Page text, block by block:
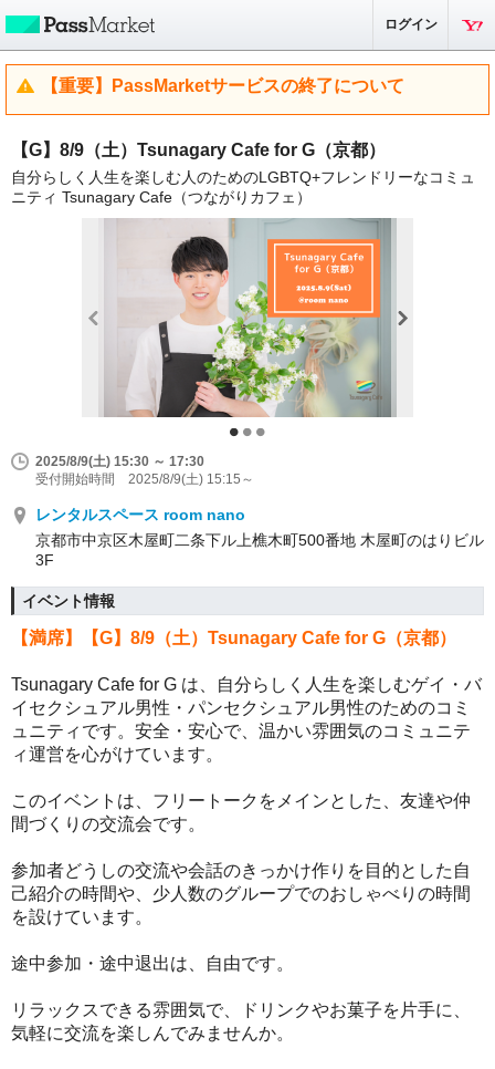
ログイン
【重要】PassMarketサービスの終了について
【G】8/9（土）Tsunagary Cafe for G（京都）
自分らしく人生を楽しむ人のためのLGBTQ+フレンドリーなコミュ
ニティ Tsunagary Cafe（つながりカフェ）
2025/8/9(土) 15:30 ～ 17:30
受付開始時間 2025/8/9(土) 15:15～
レンタルスペース room nano
京都市中京区木屋町二条下ル上樵木町500番地 木屋町のはりビル
3F
イベント情報
【満席】【G】8/9 （土）Tsunagary Cafe for G（京都）
Tsunagary Cafe for G は、自分らしく人生を楽しむゲイ・バ
イセクシュアル男性・パンセクシュアル男性のためのコミ
ュニティです。 安全・安心で、温かい雰囲気のコミュニテ
ィ運営を心がけています。
このイベントは、フリートークをメインとした、友達や仲
間づくりの交流会です。
参加者どうしの交流や会話のきっかけ作りを目的とした自
己紹介の時間や、少人数のグループでのおしゃべりの時間
を設けています。
途中参加・途中退出は、自由です。
リラックスできる雰囲気で、ドリンクやお菓子を片手に、
気軽に交流を楽しんでみませんか。